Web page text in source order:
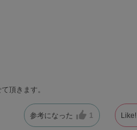
頂きます。
参考になった 1 Like!